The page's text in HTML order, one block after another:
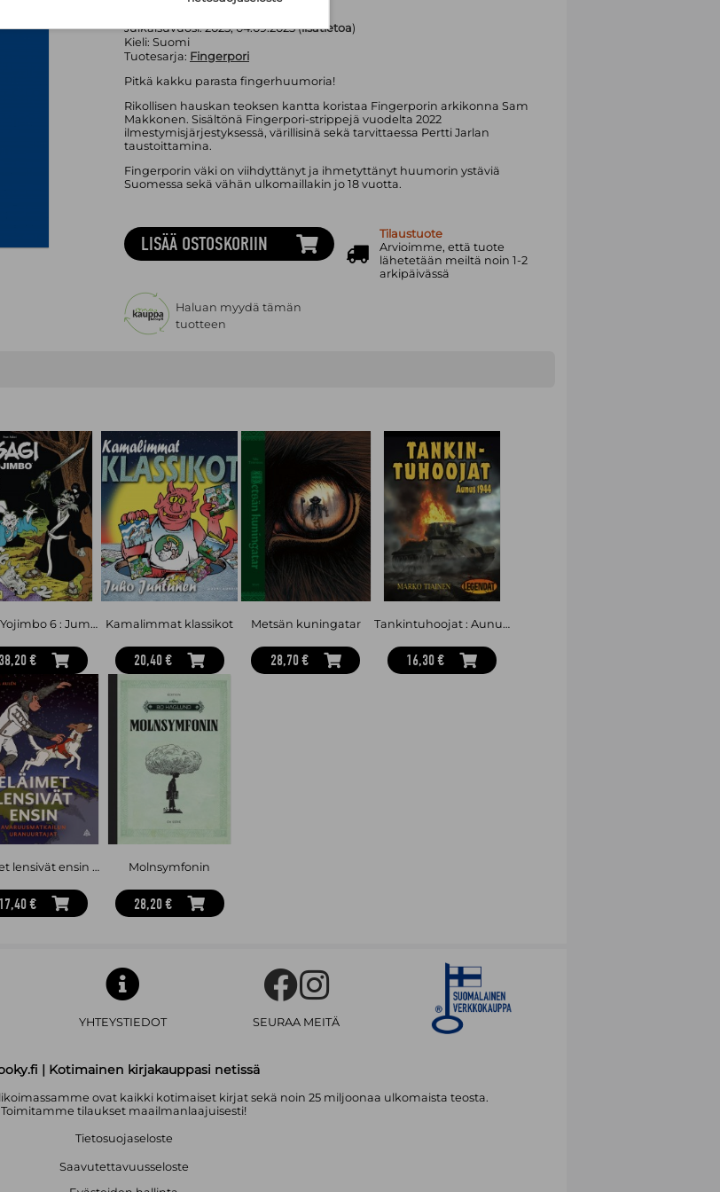
Julkaisuvuosi:2025, 04.09.2025 (lisätietoa)
Kieli: Suomi
Tuotesarja: Fingerpori
Pitkä kakku parasta fingerhuumoria!
Rikollisen hauskan teoksen kantta koristaa Fingerporin arkikonna Sam
Makkonen. Sisältönä Fingerpori-strippejä vuodelta 2022
ilmestymisjärjestyksessä, värillisinä sekä tarvittaessa Pertti Jarlan
taustoittamina.
Fingerporin väki on viihdyttänyt ja ihmetyttänyt huumorin ystäviä
Suomessa sekä vähän ulkomaillakin jo 18 vuotta.
LISÄÄ OSTOSKORIIN
Tilaustuote
Arvioimme, että tuote
lähetetään meiltä noin 1-2
arkipäivässä
Haluan myydä tämän
tuotteen
Usagi Yojimbo 6 : Jumalten miekka
38,20 €
Kamalimmat klassikot
20,40 €
Metsän kuningatar
28,70 €
Tankintuhoojat : Aunus 1944
16,30 €
Eläimet lensivät ensin : Avaruusmatkailun uranuurtajat
17,40 €
Molnsymfonin
28,20 €
YHTEYSTIEDOT SEURAA MEITÄ
| Kotimainen kirjakauppasi netissä
ovat kaikki kotimaiset kirjat sekä noin 25 miljoonaa ulkomaista teosta.
Toimitamme tilaukset maailmanlaajuisesti!
Tietosuojaseloste
Saavutettavuusseloste